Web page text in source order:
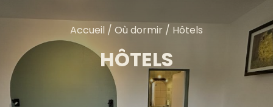
Accueil / Où dormir / Hôtels
HÔTELS